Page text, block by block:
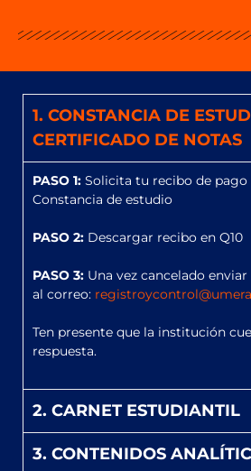
1. CONSTANCIA DE
CERTIFICADO DE NOTAS
PASO 1: Solicita tu recibo de
Constancia de estudio
PASO 2: Descargar recibo en Q10
PASO 3: Una vez cancelado
al correo:
Ten presente que la institución
respuesta.
2. CARNET ESTUDIANTIL
3. CONTENIDOS